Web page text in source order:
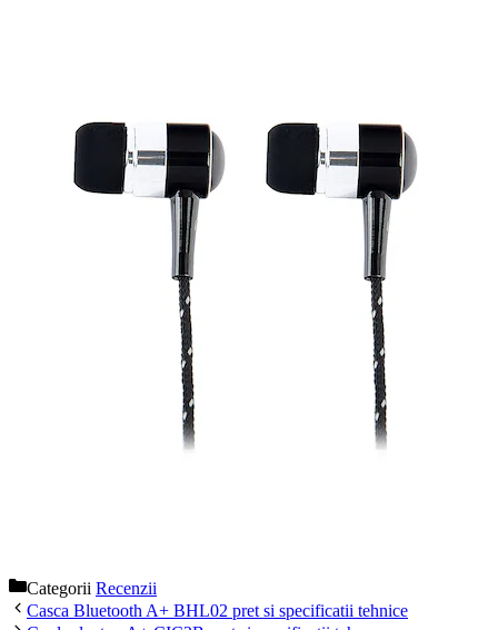
Categorii Recenzii
Casca Bluetooth A+ BHL02 pret si specificatii tehnice